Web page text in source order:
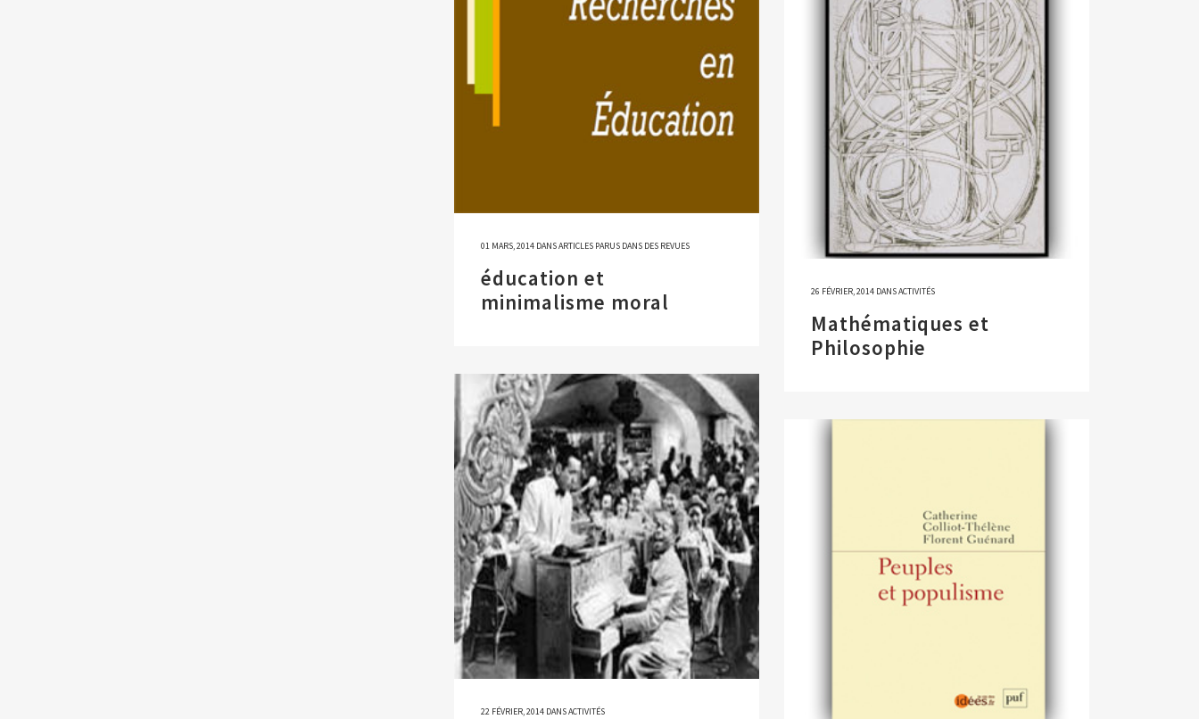
01 MARS, 2014DANSARTICLES PARUS DANS DES REVUES
éducation et
minimalisme moral
26 FÉVRIER, 2014DANSACTIVITÉS
Mathématiques et
Philosophie
22 FÉVRIER, 2014DANSACTIVITÉS